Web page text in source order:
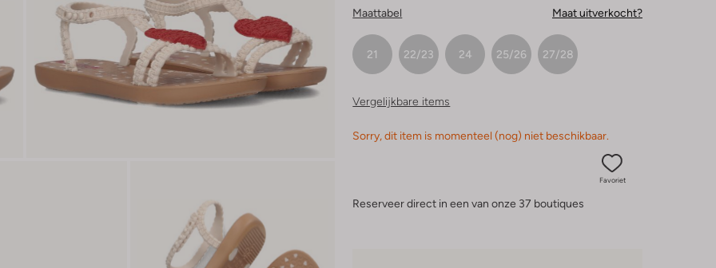
Maattabel Maat uitverkocht?
21 22/23 24 25/26 27/28
Vergelijkbare items
Sorry, dit item is momenteel (nog) niet beschikbaar.
Favoriet
Reserveer direct in een van onze 37 boutiques